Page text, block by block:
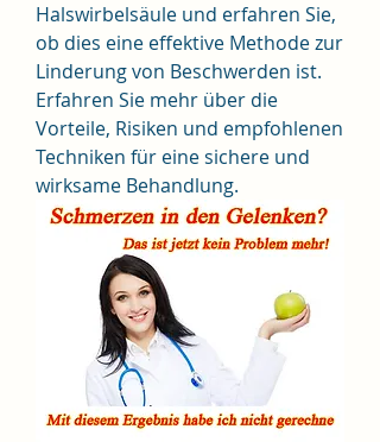
Halswirbelsäule und erfahren Sie,
ob dies eine effektive Methode zur
Linderung von Beschwerden ist.
Erfahren Sie mehr über die
Vorteile, Risiken und empfohlenen
Techniken für eine sichere und
wirksame Behandlung.